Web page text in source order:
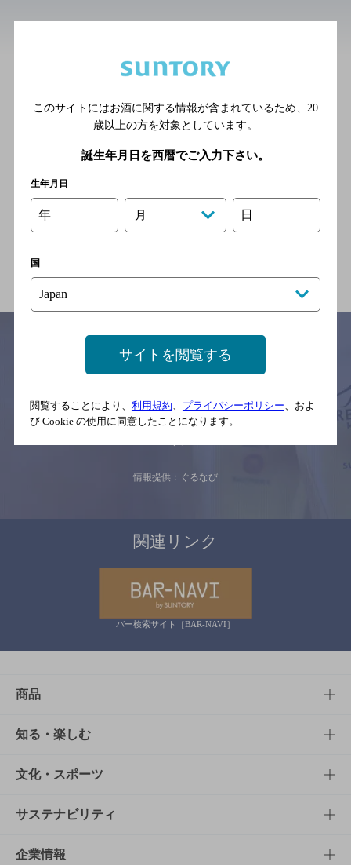
赤身焼肉チャンピオン長崎西
[焼肉]
社前駅／長崎電軌５号系統
系統 諏訪神社前駅／長崎電
軌４号系統 諏訪神社前駅／
※それぞれのお店のメニューや営業時間などの掲載情報については、
予告なしに変更されることがありますので、
念のためお店にご確認の上ご来店くださいますようお願い申し上げま
情報提供：ぐるなび
関連リンク
バー検索サイト［BAR-NAVI］
商品
商品TOP
商品一覧
商品発売情報
栄養成分一覧
知る・楽しむ
知る・楽しむTOP
キャンペーン
工場見学
文化・スポーツ
文化・スポーツTOP
サントリーホール
サステナビリティ
サステナビリティTOP
企業情報
このサイトにはお酒に関する情報が含まれているため、 20
歳以上の方を対象としています。
誕生年月日を西暦でご入力下さい。
生年月日
年 月 日
国
サイトを閲覧する
閲覧することにより、 利用規約、 プライバシーポリシー、およ
び Cookie の使用に同意したことになります。